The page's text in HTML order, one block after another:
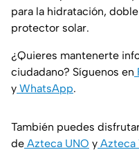
para la hidratación,
protector solar.
¿Quieres mantenerte
ciudadano? Síguenos en
y WhatsApp.
También puedes
de Azteca UNO y Azteca